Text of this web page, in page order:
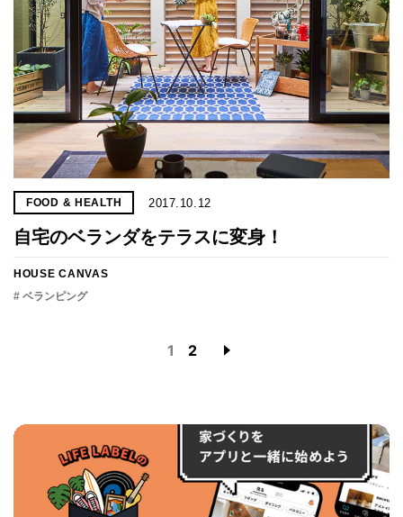
FOOD & HEALTH 2017.10.12
自宅のベランダをテラスに変身！
HOUSE CANVAS
# ベランピング
1 2